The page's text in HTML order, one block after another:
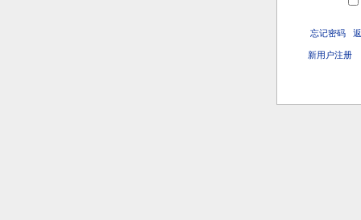
忘记密码
新用户注册